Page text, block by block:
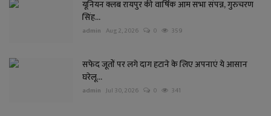
यूनियन क्लब रायपुर की वार्षिक आम सभा संपन्न, गुरुचरण
सिंह...
admin Aug 2, 2026 0 359
सफेद जूतों पर लगे दाग हटाने के लिए अपनाएं ये आसान
घरेलू...
admin Jul 30, 2026 0 341